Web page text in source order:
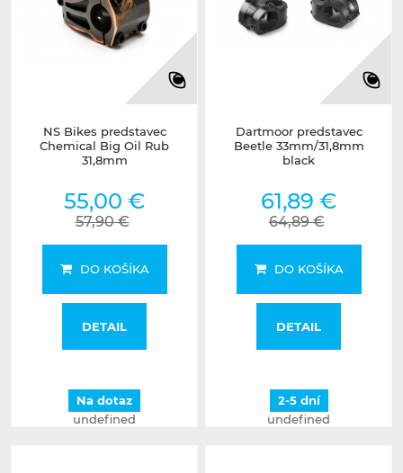
NS Bikes predstavec
Chemical Big Oil Rub
31,8mm
55,00 €
57,90 €
DO KOŠÍKA
DETAIL
Na dotaz
undefined
Dartmoor predstavec
Beetle 33mm/31,8mm
black
61,89 €
64,89 €
DO KOŠÍKA
DETAIL
2-5 dní
undefined